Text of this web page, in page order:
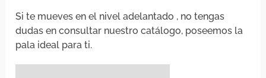
Si te mueves en el nivel adelantado , no tengas
dudas en consultar nuestro catálogo, poseemos la
pala ideal para ti.